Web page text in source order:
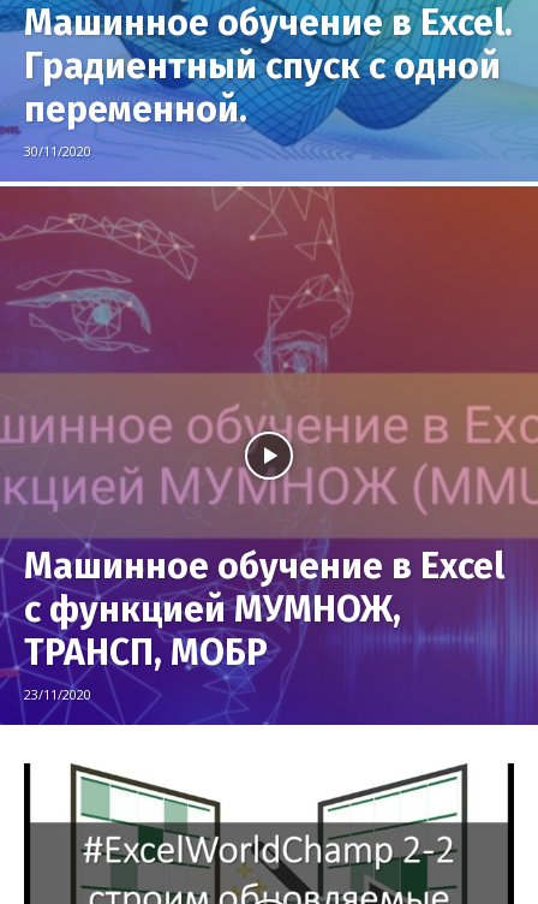
Машинное обучение в Excel.
Градиентный спуск с одной
переменной.
30/11/2020
Машинное обучение в Excel
с функцией МУМНОЖ,
ТРАНСП, МОБР
23/11/2020